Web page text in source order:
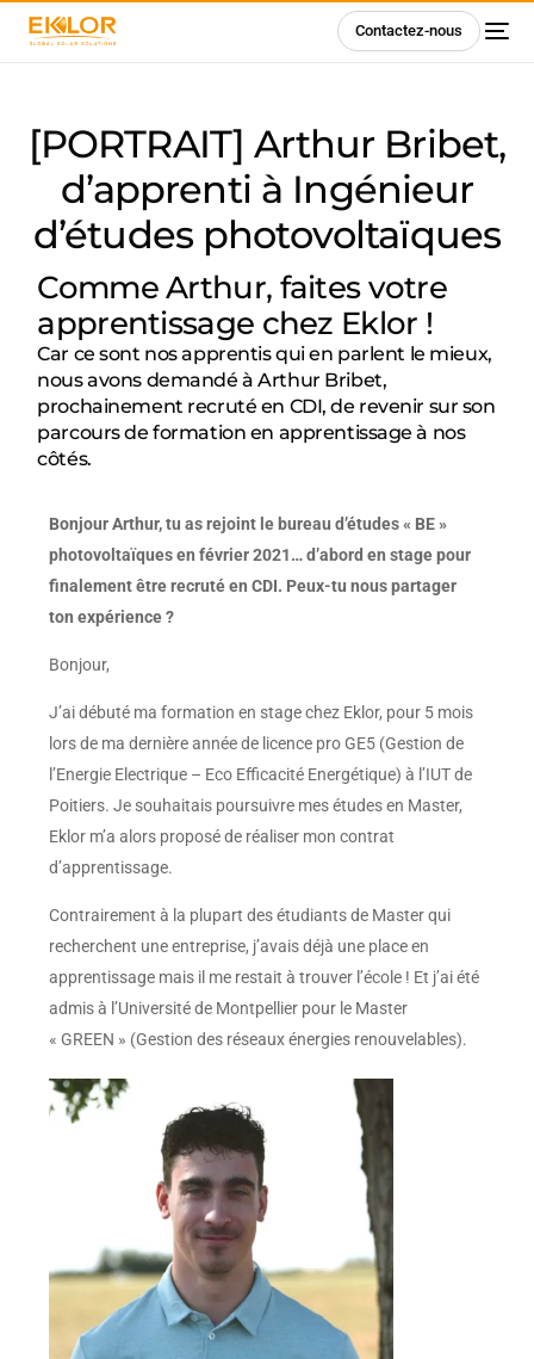
Contactez-nous
[PORTRAIT] Arthur Bribet,
d’apprenti à Ingénieur
d’études photovoltaïques
Comme Arthur, faites votre
apprentissage chez Eklor !
Car ce sont nos apprentis qui en parlent le mieux,
nous avons demandé à Arthur Bribet,
prochainement recruté en CDI, de revenir sur son
parcours de formation en apprentissage à nos
côtés.
Bonjour Arthur, tu as rejoint le bureau d’études « BE »
photovoltaïques en février 2021… d’abord en stage pour
finalement être recruté en CDI. Peux-tu nous partager
ton expérience ?
Bonjour,
J’ai débuté ma formation en stage chez Eklor, pour 5 mois
lors de ma dernière année de licence pro GE5 (Gestion de
l’Energie Electrique – Eco Efficacité Energétique) à l’IUT de
Poitiers. Je souhaitais poursuivre mes études en Master,
Eklor m’a alors proposé de réaliser mon contrat
d’apprentissage.
Contrairement à la plupart des étudiants de Master qui
recherchent une entreprise, j’avais déjà une place en
apprentissage mais il me restait à trouver l’école ! Et j’ai été
admis à l’Université de Montpellier pour le Master
« GREEN » (Gestion des réseaux énergies renouvelables).